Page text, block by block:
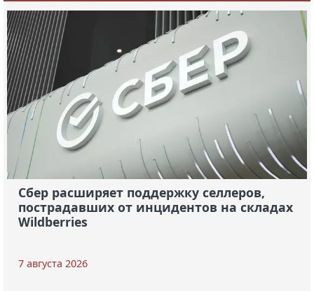
Сбер расширяет поддержку селлеров,
пострадавших от инцидентов на складах
Wildberries
7 августа 2026